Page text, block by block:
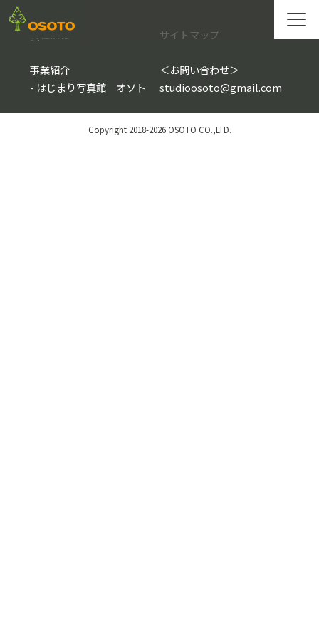
会社情報 サイトマップ
事業紹介
- はじまり写真館 オソト
＜お問い合わせ＞
studioosoto@gmail.com
Copyright 2018-2026 OSOTO CO.,LTD.